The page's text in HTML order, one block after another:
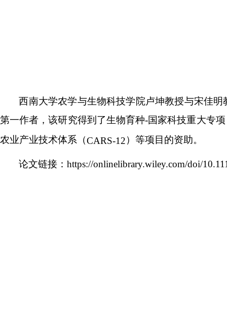
西南大学农学与生物科技学院卢坤教授与宋佳
第一作者，该研究得到了生物育种-国家科技重大专
农业产业技术体系（CARS-12）等项目的资助。
论文链接：https://onlinelibrary.wiley.com/doi/